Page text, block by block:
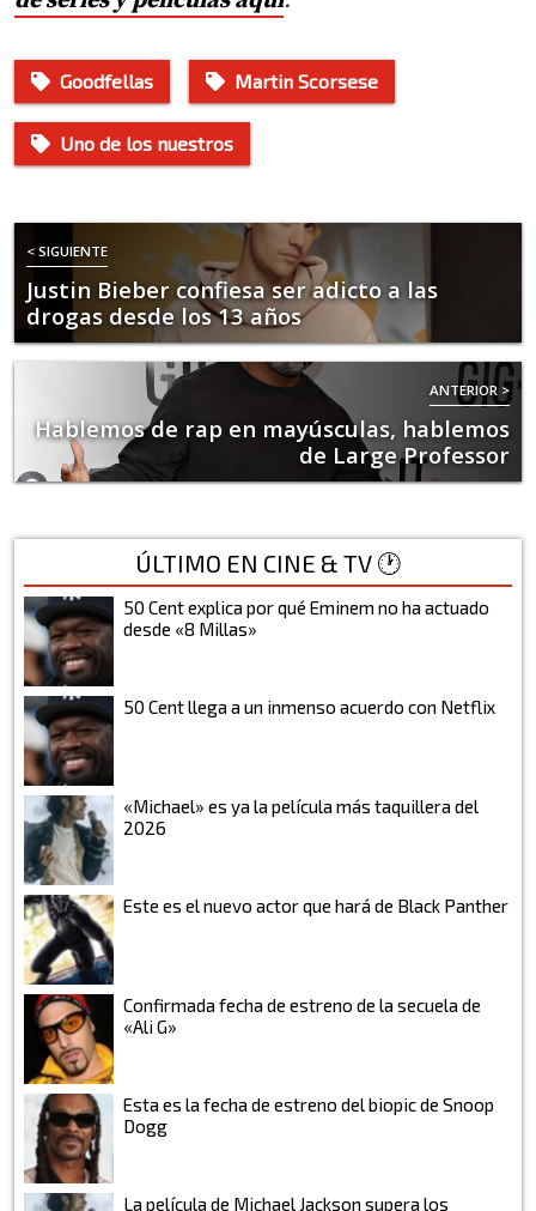
Goodfellas Martin Scorsese
Uno de los nuestros
< SIGUIENTE
Justin Bieber confiesa ser adicto a las
drogas desde los 13 años
ANTERIOR >
Hablemos de rap en mayúsculas, hablemos
de Large Professor
ÚLTIMO EN CINE & TV 🕐
50 Cent explica por qué Eminem no ha actuado
desde «8 Millas»
50 Cent llega a un inmenso acuerdo con Netflix
«Michael» es ya la película más taquillera del
2026
Este es el nuevo actor que hará de Black Panther
Confirmada fecha de estreno de la secuela de
«Ali G»
Esta es la fecha de estreno del biopic de Snoop
Dogg
La película de Michael Jackson supera los